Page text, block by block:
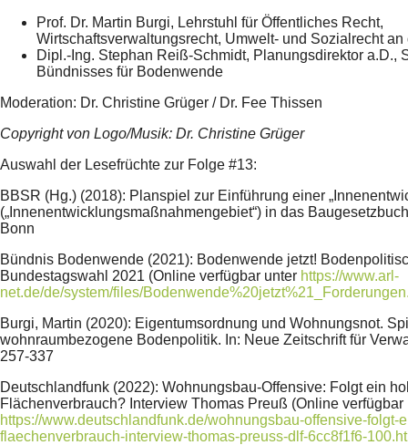
Prof. Dr. Martin Burgi, Lehrstuhl für Öffentliches Recht,
Wirtschaftsverwaltungsrecht, Umwelt- und Sozialrecht
Dipl.-Ing. Stephan Reiß-Schmidt, Planungsdirektor a.D.,
Bündnisses für Bodenwende
Moderation: Dr. Christine Grüger / Dr. Fee Thissen
Copyright von Logo/Musik: Dr. Christine Grüger
Auswahl der Lesefrüchte zur Folge #13:
BBSR (Hg.) (2018): Planspiel zur Einführung einer
(„Innenentwicklungsmaßnahmengebiet“) in das
Bonn
Bündnis Bodenwende (2021): Bodenwende jetzt!
Bundestagswahl 2021 (Online verfügbar unter https://www.arl-
net.de/de/system/files/
Burgi, Martin (2020): Eigentumsordnung und Wohnungsnot.
wohnraumbezogene Bodenpolitik. In: Neue Zeitschrift für
257-337
Deutschlandfunk (2022): Wohnungsbau-Offensive: Folgt ein
Flächenverbrauch? Interview Thomas Preuß (Online verfügbar
https://www.deutschlandfunk.de/wohnungsbau-offensive-folgt-
flaechenverbrauch-interview-thomas-preuss-dlf-6cc8f1f6-